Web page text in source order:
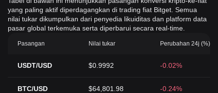
yang paling aktif diperdagangkan di trading fiat Bitget. Semua
nilai tukar dikumpulkan dari penyedia likuiditas dan platform data
pasar global terkemuka serta diperbarui secara real-time.
Pasangan Nilai tukar Perubahan 24j (%)
USDT/USD $0.9992 -0.02%
BTC/USD $64,801.98 -0.24%